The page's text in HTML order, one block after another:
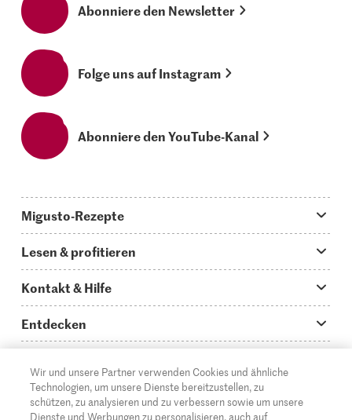
Abonniere den Newsletter
Folge uns auf Instagram
Abonniere den YouTube-Kanal
Migusto-Rezepte
Was koche ich heute?
Hauptgerichte
Schnelle & einfache Rezepte
Apéro & Fingerfood
Backen
Lesen & profitieren
Storys
How to-Videos
Glossar
Migusto Login
Kontakt & Hilfe
Infos zum Kochen mit Migusto
Kontakt
Mediadaten Werbetreibende
Entdecken
Supermarkt
Migros Online
Über die Migros
DE FR IT
Wir und unsere Partner verwenden Cookies und ähnliche
Technologien, um unsere Dienste bereitzustellen, zu
schützen, zu analysieren und zu verbessern sowie um unsere
Dienste und Werbungen zu personalisieren, auch auf